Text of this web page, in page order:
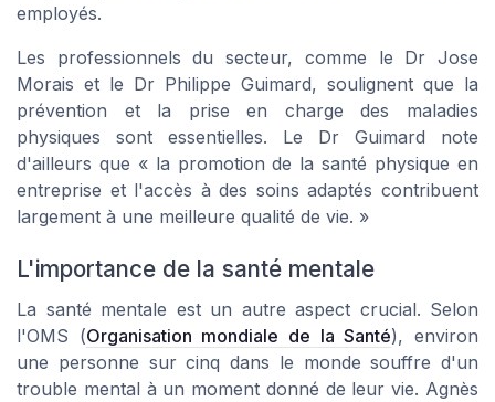
employés.
Les professionnels du secteur, comme le Dr Jose
Morais et le Dr Philippe Guimard, soulignent que la
prévention et la prise en charge des maladies
physiques sont essentielles. Le Dr Guimard note
d'ailleurs que « la promotion de la santé physique en
entreprise et l'accès à des soins adaptés contribuent
largement à une meilleure qualité de vie. »
L'importance de la santé mentale
La santé mentale est un autre aspect crucial. Selon
l'OMS (Organisation mondiale de la Santé), environ
une personne sur cinq dans le monde souffre d'un
trouble mental à un moment donné de leur vie. Agnès